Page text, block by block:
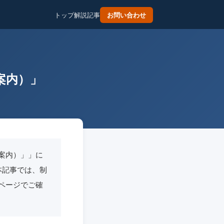
トップ解説記事 お問い合わせ
）」
内）」」に
事では、制
ージでご確